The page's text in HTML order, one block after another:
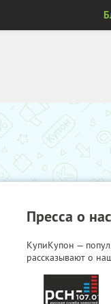
Пресса о нас
КупиКупон —
рассказывают о